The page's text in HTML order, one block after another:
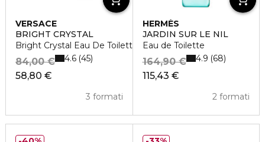
VERSACE
BRIGHT CRYSTAL
Bright Crystal Eau De Toilette Vaporisateur
58,80 €
84,00 €
3 formati
4.6 45
HERMÈS
JARDIN SUR LE NIL
Eau de Toilette
115,43 €
164,90 €
2 formati
4.9 68